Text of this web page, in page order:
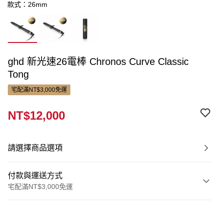
款式：26mm
ghd 新光速26電棒 Chronos Curve Classic
Tong
宅配滿NT$3,000免運
NT$12,000
請選擇商品選項
付款與運送方式
宅配滿NT$3,000免運